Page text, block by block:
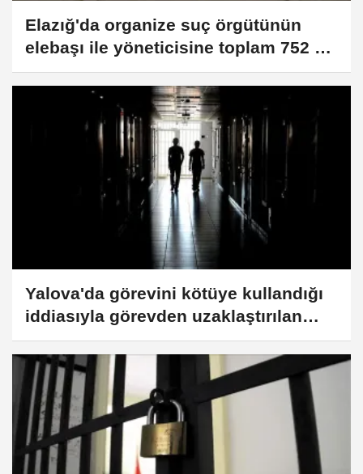
Elazığ'da organize suç örgütünün
elebaşı ile yöneticisine toplam 752 yıl
9 ay hapis cezası
Yalova'da görevini kötüye kullandığı
iddiasıyla görevden uzaklaştırılan
memuruna hapis talebi